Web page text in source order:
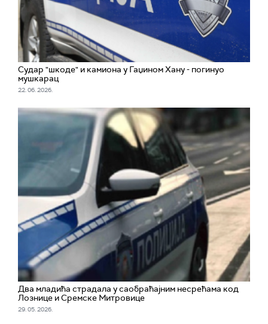
Судар "шкоде" и камиона у Гаџином Хану - погинуо
мушкарац
22. 06. 2026.
Два младића страдала у саобраћајним несрећама код
Лознице и Сремске Митровице
29. 05. 2026.